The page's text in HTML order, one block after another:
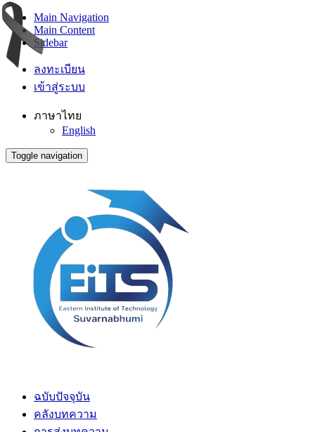
Main Navigation
Main Content
Sidebar
ลงทะเบียน
เข้าสู่ระบบ
ภาษาไทย
English
Toggle navigation
ฉบับปัจจุบัน
คลังบทความ